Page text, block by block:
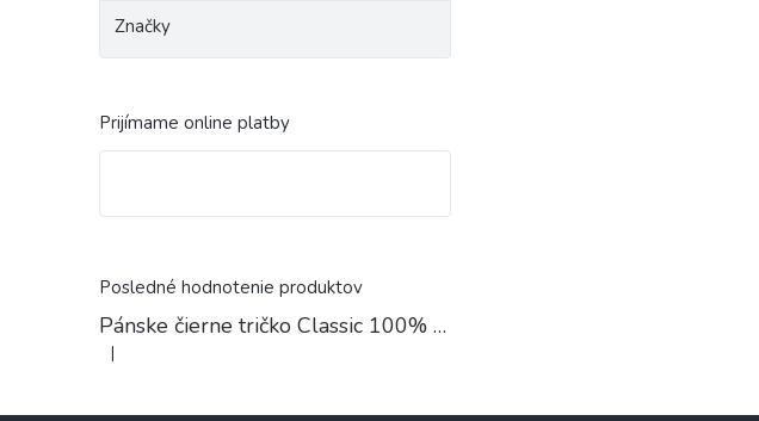
Značky
Prijímame online platby
Posledné hodnotenie produktov
Pánske čierne tričko Classic 100% Bavlna
Hodnotenie produktu je 4 z 5 hviezdičiek.
|